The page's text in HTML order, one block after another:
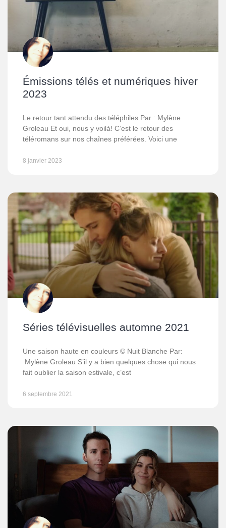
Émissions télés et numériques hiver
2023
Le retour tant attendu des téléphiles Par : Mylène
Groleau Et oui, nous y voilà! C’est le retour des
téléromans sur nos chaînes préférées. Voici une
8 janvier 2023
Séries télévisuelles automne 2021
Une saison haute en couleurs © Nuit Blanche Par:
Mylène Groleau S’il y a bien quelques chose qui nous
fait oublier la saison estivale, c’est
6 septembre 2021